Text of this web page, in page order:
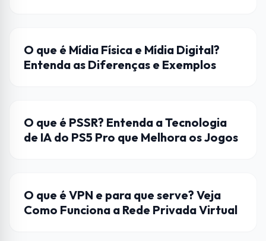
ENTRETENIMENTO
O que é Mídia Física e Mídia Digital?
Entenda as Diferenças e Exemplos
HARDWARE
O que é PSSR? Entenda a Tecnologia
de IA do PS5 Pro que Melhora os Jogos
INTERNET
O que é VPN e para que serve? Veja
Como Funciona a Rede Privada Virtual